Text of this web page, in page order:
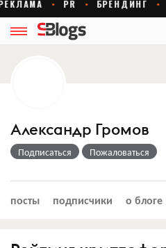
Александр Громов
Подписаться Пожаловаться
посты подписчики о блоге